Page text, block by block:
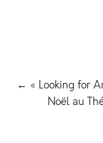
← « Looking for
Noël au